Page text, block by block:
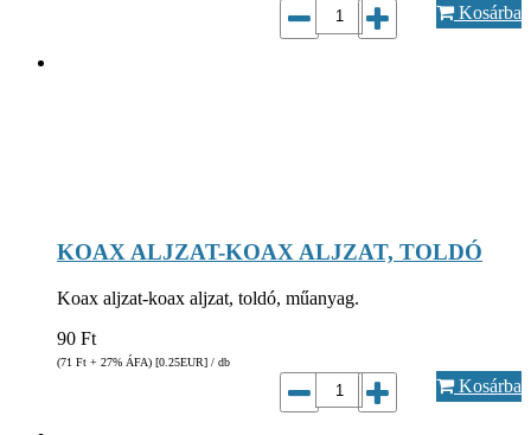
Kosárba
KOAX ALJZAT-KOAX ALJZAT, TOLDÓ
Koax aljzat-koax aljzat, toldó, műanyag.
90 Ft
(71 Ft + 27% ÁFA) [0.25EUR] / db
Kosárba